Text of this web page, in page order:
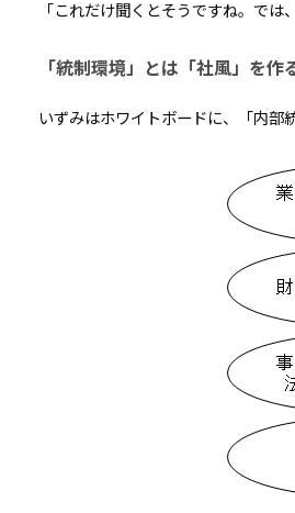
「これだけ聞くとそうですね。では
「統制環境」とは「社風」を作
いずみはホワイトボードに、「内部